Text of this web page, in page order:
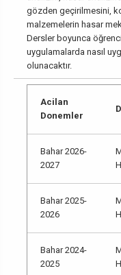
gözden geçirilmesini,
malzemelerin hasar
Dersler boyunca
uygulamalarda nasıl
olunacaktır.
Acilan
Donemler
Bahar 2026-
2027
Bahar 2025-
2026
Bahar 2024-
2025